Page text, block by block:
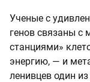
Ученые с
генов связаны с
станциями»
энергию, — и
ленивцев один